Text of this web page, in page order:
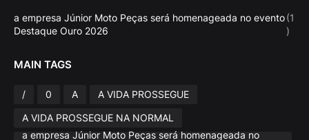
a empresa Júnior Moto Peças será homenageada no evento
Destaque Ouro 2026
(1
)
MAIN TAGS
/ 0 A
A VIDA PROSSEGUE
A VIDA PROSSEGUE NA NORMAL
a empresa Júnior Moto Peças será homenageada no